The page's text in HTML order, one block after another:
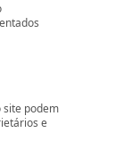
site podem
e